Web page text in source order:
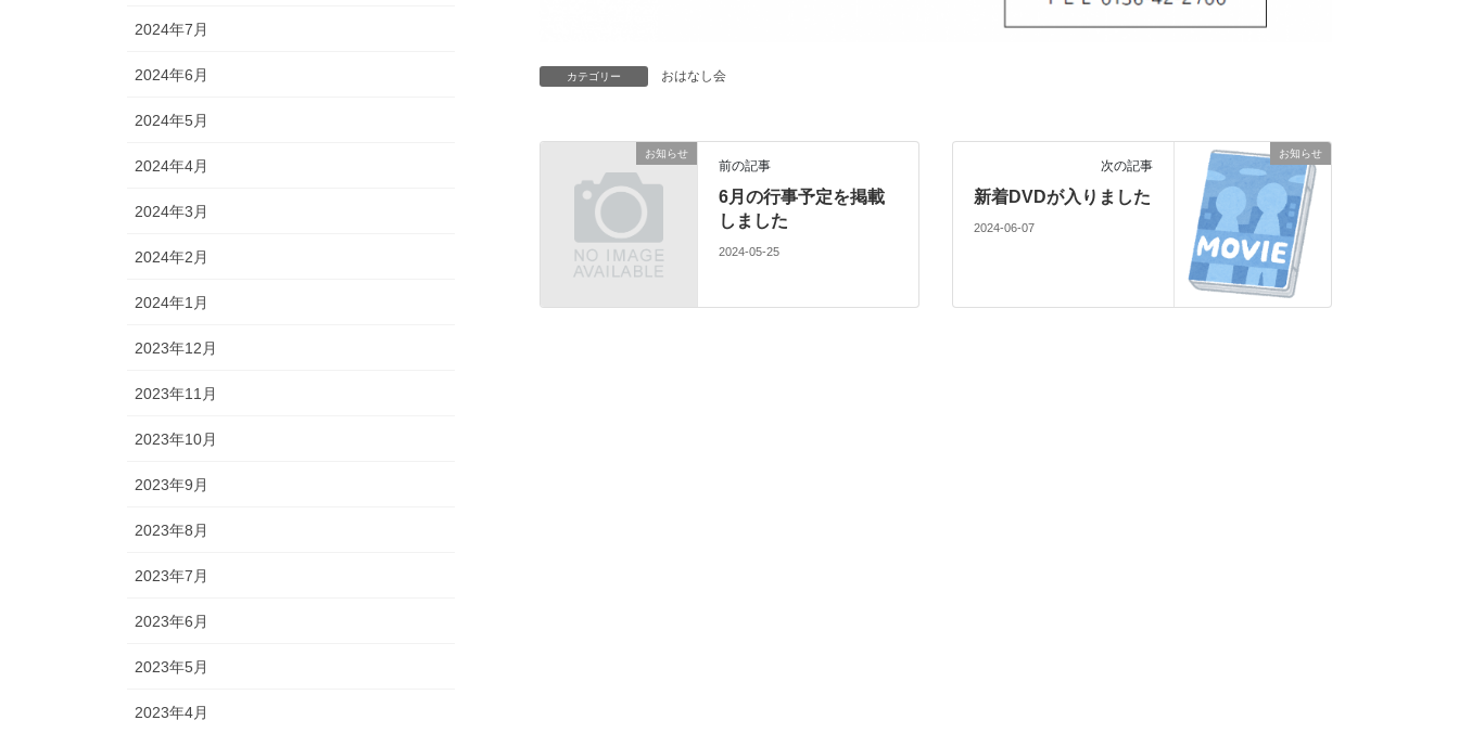
カテゴリー おはなし会
お知らせ
前の記事
6月の行事予定を掲載
しました
2024-05-25
お知らせ
次の記事
新着DVDが入りました
2024-06-07
2024年7月
2024年6月
2024年5月
2024年4月
2024年3月
2024年2月
2024年1月
2023年12月
2023年11月
2023年10月
2023年9月
2023年8月
2023年7月
2023年6月
2023年5月
2023年4月